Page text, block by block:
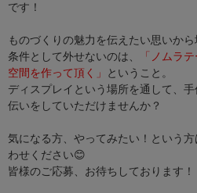
です！
ものづくりの魅力を伝えたい思いから
条件として外せないのは、
「ノムラ
空間を作って頂く」
ということ。
ディスプレイという場所を通して、
伝いをしていただけませんか？
気になる方、やってみたい！という
わせください😊
皆様のご応募、お待ちしております！